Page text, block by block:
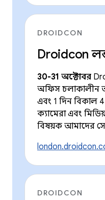
DROIDCON
Droidcon
30-31 অক্টোবর
অফিস চলাকালীন
এবং 1 দিন বিকাল
ক্যামেরা এবং
বিষয়ক আমাদের
DROIDCON